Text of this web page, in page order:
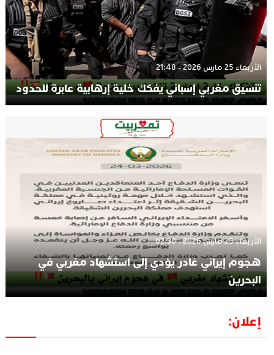
الأربعاء 25 مارس 2026 - 21:48
تنسيق مغربي إسباني يفكك خلية إرهابية عابرة للحدود
الأربعاء 25 مارس 2026 - 02:30
هجوم إيراني غادر يؤدي إلى استشهاد مغربي في
البحرين
إعلان: